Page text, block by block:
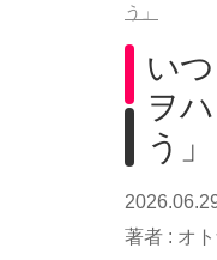
う」
い
ヲ
う」
著者 : オ